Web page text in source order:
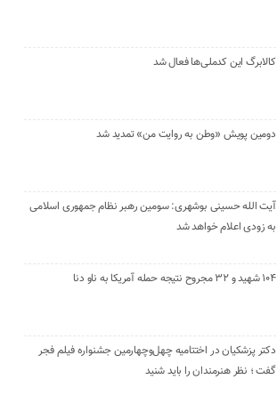
کالابرگ این کدملی‌ها فعال شد
دومین پویش «وطن به روایت من» تمدید شد
آیت الله حسینی بوشهری: سومین رهبر نظام جمهوری اسلامی
به زودی اعلام خواهد شد
۱۰۴ شهید و ۳۲ مجروح نتیجه حمله آمریکا به ناو دنا
دکتر پزشکیان در اختتامیه چهل‌وچهارمین جشنواره فیلم فجر
گفت ؛ نظر هنرمندان را باید شنید